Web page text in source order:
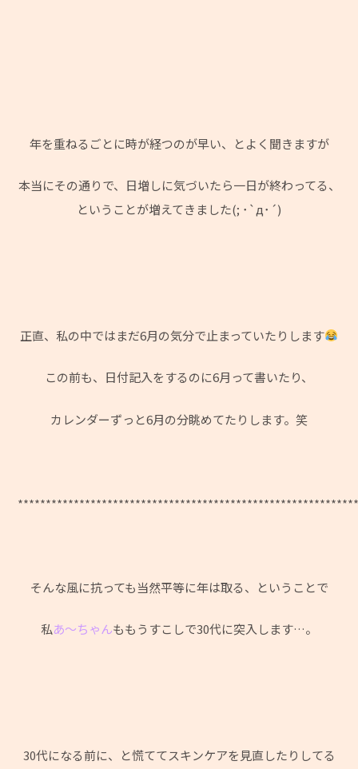
年を重ねるごとに時が経つのが早い、とよく聞きますが
本当にその通りで、日増しに気づいたら一日が終わってる、
ということが増えてきました(; ･`д･´)
正直、私の中ではまだ6月の気分で止まっていたりします
この前も、日付記入をするのに6月って書いたり、
カレンダーずっと6月の分眺めてたりします。笑
そんな風に抗っても当然平等に年は取る、ということで
私あ～ちゃんももうすこしで30代に突入します…。
30代になる前に、と慌ててスキンケアを見直したりしてる